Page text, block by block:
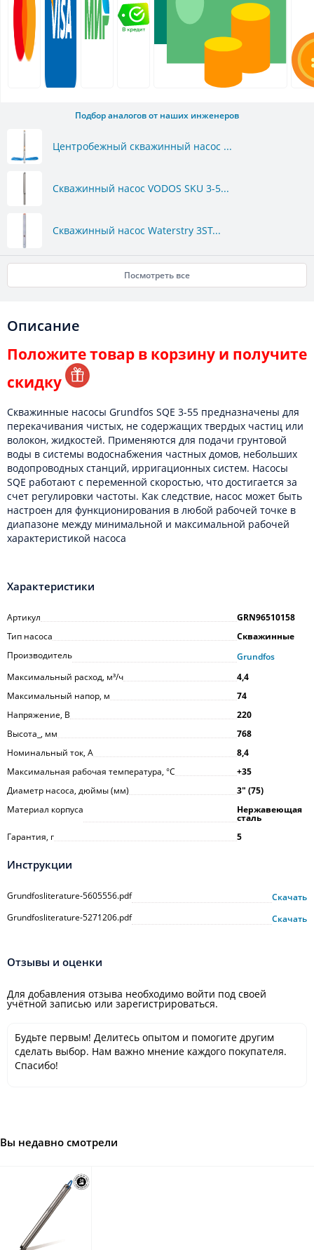
Подбор аналогов от наших инженеров
Центробежный скважинный насос ...
Скважинный насос VODOS SKU 3-5...
Скважинный насос Waterstry 3ST...
Посмотреть все
Описание
Положите товар в корзину и получите
скидку
Скважинные насосы Grundfos SQE 3-55 предназначены для
перекачивания чистых, не содержащих твердых частиц или
волокон, жидкостей. Применяются для подачи грунтовой
воды в системы водоснабжения частных домов, небольших
водопроводных станций, ирригационных систем. Насосы
SQE работают с переменной скоростью, что достигается за
счет регулировки частоты. Как следствие, насос может быть
настроен для функционирования в любой рабочей точке в
диапазоне между минимальной и максимальной рабочей
характеристикой насоса
Характеристики
Артикул
GRN96510158
Тип насоса
Скважинные
Производитель
Grundfos
Максимальный расход, м³/ч
4,4
Максимальный напор, м
74
Напряжение, В
220
Высота_, мм
768
Номинальный ток, А
8,4
Максимальная рабочая температура, °С
+35
Диаметр насоса, дюймы (мм)
3ʺ (75)
Материал корпуса
Нержавеющая
сталь
Гарантия, г
5
Инструкции
Grundfosliterature-5605556.pdf
Скачать
Grundfosliterature-5271206.pdf
Скачать
Отзывы и оценки
Для добавления отзыва необходимо войти под своей
учётной записью или зарегистрироваться.
Будьте первым! Делитесь опытом и помогите другим
сделать выбор. Нам важно мнение каждого покупателя.
Спасибо!
Вы недавно смотрели